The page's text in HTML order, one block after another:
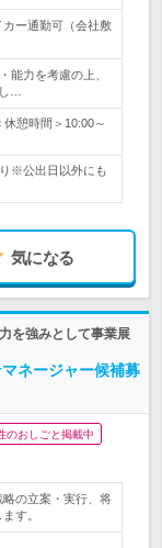
ー通勤可（会社敷
能力を考慮の上、
…
憩時間＞10:00～
※公出日以外にも
気になる
を強みとして事業展
ネージャー候補募
のおしごと掲載中
の立案・実行、将
す。